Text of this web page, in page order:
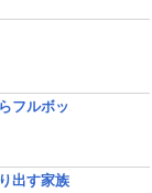
フルボッ
出す家族